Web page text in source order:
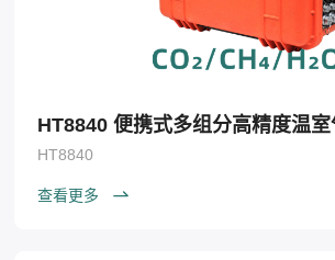
HT8840 便携式多组分高精度温
HT8840
查看更多